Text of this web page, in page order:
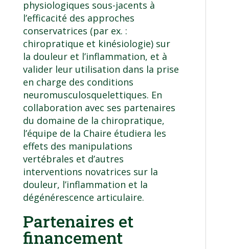
physiologiques sous-jacents à
l’efficacité des approches
conservatrices (par ex. :
chiropratique et kinésiologie) sur
la douleur et l’inflammation, et à
valider leur utilisation dans la prise
en charge des conditions
neuromusculosquelettiques. En
collaboration avec ses partenaires
du domaine de la chiropratique,
l’équipe de la Chaire étudiera les
effets des manipulations
vertébrales et d’autres
interventions novatrices sur la
douleur, l’inflammation et la
dégénérescence articulaire.
Partenaires et
financement